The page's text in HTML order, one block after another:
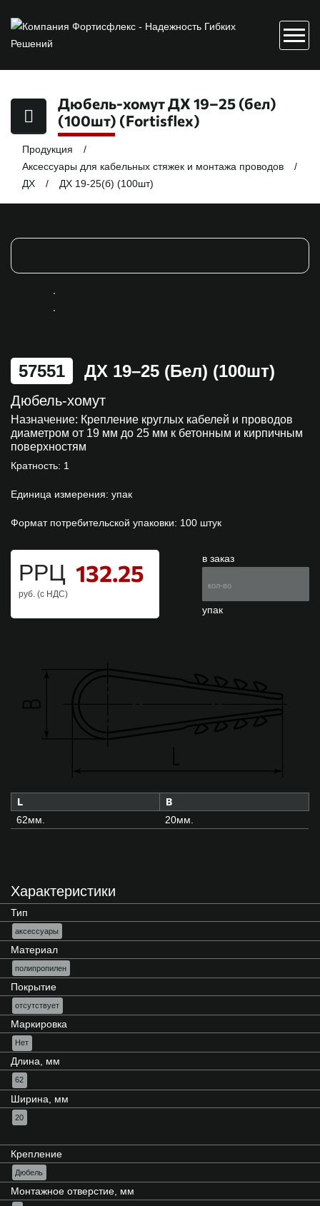
Дюбель-хомут ДХ 19–25 (бел)
(100шт) (Fortisflex)
Продукция
Аксессуары для кабельных стяжек и монтажа проводов
ДХ
ДХ 19-25(б) (100шт)
57551 ДХ 19–25 (бел) (100шт)
Дюбель-хомут
Назначение: Крепление круглых кабелей и проводов
диаметром от 19 мм до 25 мм к бетонным и кирпичным
поверхностям
Кратность: 1
Единица измерения: упак
Формат потребительской упаковки: 100 штук
РРЦ
руб. (с НДС)
132.25
в заказ
упак
L B
62мм. 20мм.
Характеристики
Тип
аксессуары
Материал
полипропилен
Покрытие
отсутствует
Маркировка
Нет
Длина, мм
62
Ширина, мм
20
Крепление
Дюбель
Монтажное отверстие, мм